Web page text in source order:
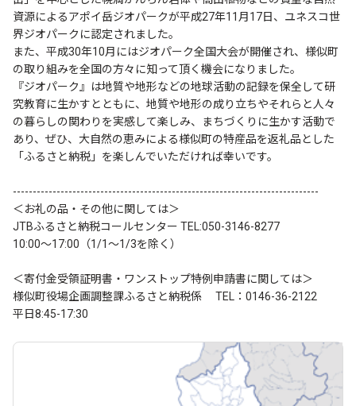
資源によるアポイ岳ジオパークが平成27年11月17日、ユネスコ世
界ジオパークに認定されました。
また、平成30年10月にはジオパーク全国大会が開催され、様似町
の取り組みを全国の方々に知って頂く機会になりました。
『ジオパーク』は地質や地形などの地球活動の記録を保全して研
究教育に生かすとともに、地質や地形の成り立ちやそれらと人々
の暮らしの関わりを実感して楽しみ、まちづくりに生かす活動で
あり、ぜひ、大自然の恵みによる様似町の特産品を返礼品とした
「ふるさと納税」を楽しんでいただければ幸いです。
-----------------------------------------------------------------------------
＜お礼の品・その他に関しては＞
JTBふるさと納税コールセンター TEL:050-3146-8277
10:00～17:00（1/1～1/3を除く）
＜寄付金受領証明書・ワンストップ特例申請書に関しては＞
様似町役場企画調整課ふるさと納税係 TEL：0146-36-2122
平日8:45-17:30